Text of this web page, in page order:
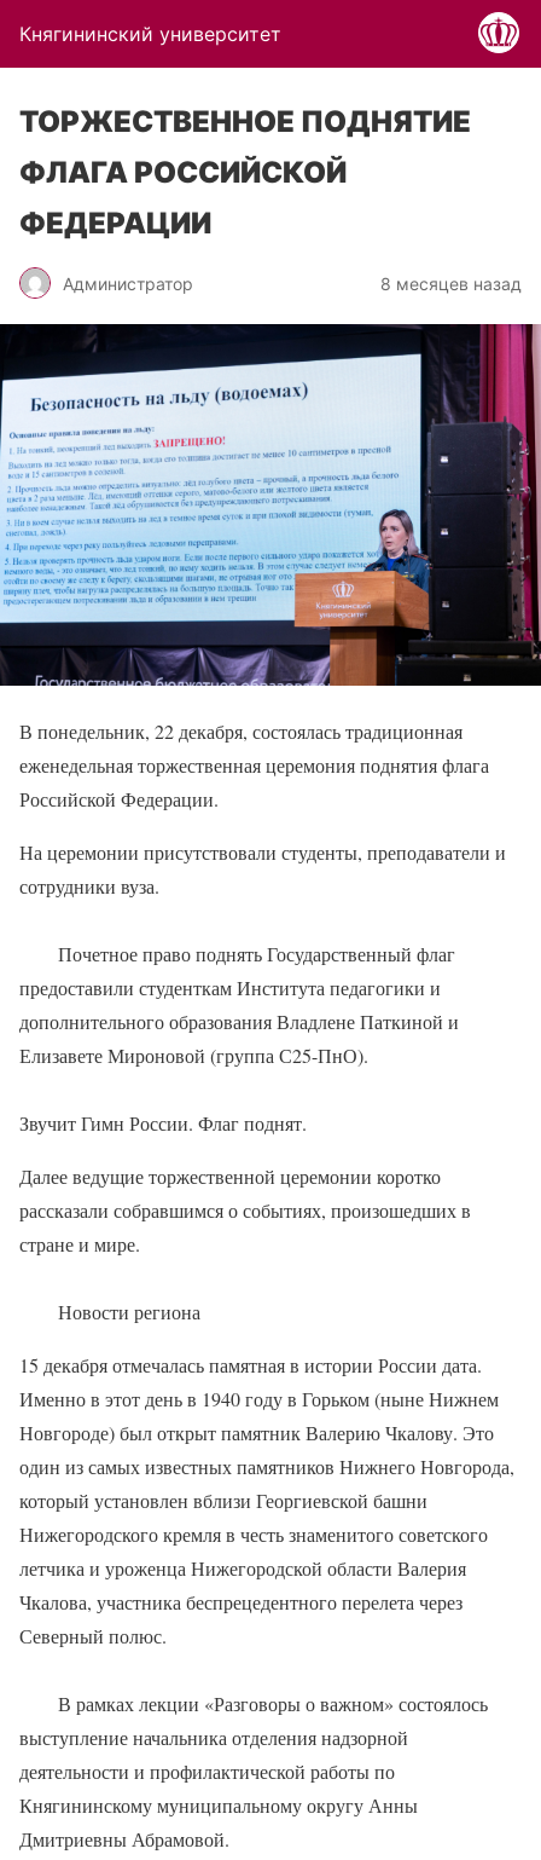
Княгининский университет
ТОРЖЕСТВЕННОЕ ПОДНЯТИЕ
ФЛАГА РОССИЙСКОЙ
ФЕДЕРАЦИИ
Администратор 8 месяцев назад
В понедельник, 22 декабря, состоялась традиционная
еженедельная торжественная церемония поднятия флага
Российской Федерации.
На церемонии присутствовали студенты, преподаватели и
сотрудники вуза.
Почетное право поднять Государственный флаг
предоставили студенткам Института педагогики и
дополнительного образования Владлене Паткиной и
Елизавете Мироновой (группа С25-ПнО).
Звучит Гимн России. Флаг поднят.
Далее ведущие торжественной церемонии коротко
рассказали собравшимся о событиях, произошедших в
стране и мире.
Новости региона
15 декабря отмечалась памятная в истории России дата.
Именно в этот день в 1940 году в Горьком (ныне Нижнем
Новгороде) был открыт памятник Валерию Чкалову. Это
один из самых известных памятников Нижнего Новгорода,
который установлен вблизи Георгиевской башни
Нижегородского кремля в честь знаменитого советского
летчика и уроженца Нижегородской области Валерия
Чкалова, участника беспрецедентного перелета через
Северный полюс.
В рамках лекции «Разговоры о важном» состоялось
выступление начальника отделения надзорной
деятельности и профилактической работы по
Княгининскому муниципальному округу Анны
Дмитриевны Абрамовой.